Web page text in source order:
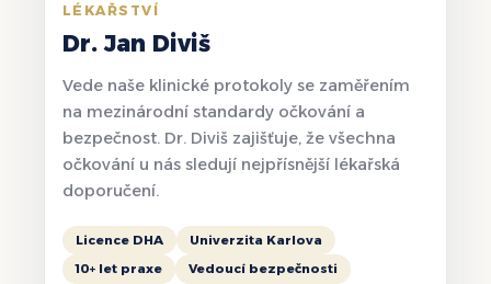
LÉKAŘSTVÍ
Dr. Jan Diviš
Vede naše klinické protokoly se zaměřením
na mezinárodní standardy očkování a
bezpečnost. Dr. Diviš zajišťuje, že všechna
očkování u nás sledují nejpřísnější lékařská
doporučení.
Licence DHA
Univerzita Karlova
10+ let praxe
Vedoucí bezpečnosti